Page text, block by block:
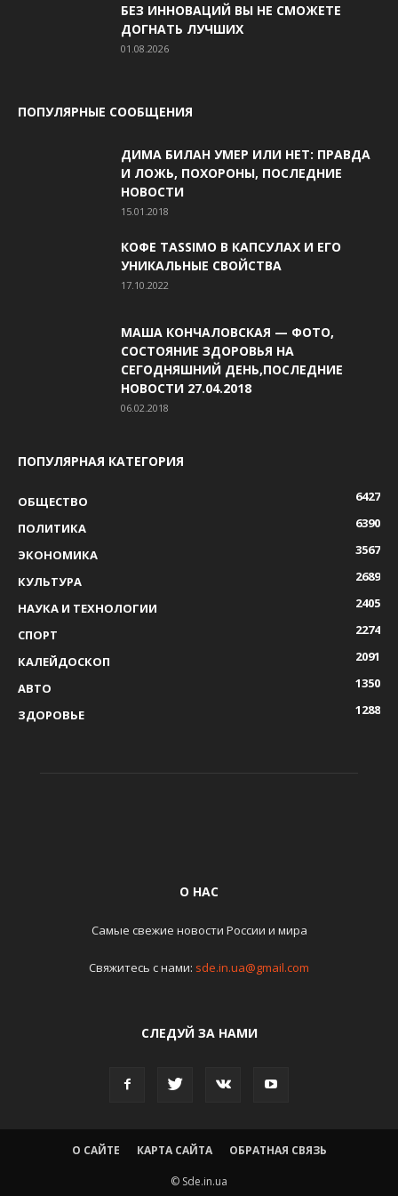
БЕЗ ИННОВАЦИЙ ВЫ НЕ СМОЖЕТЕ
ДОГНАТЬ ЛУЧШИХ
01.08.2026
ПОПУЛЯРНЫЕ СООБЩЕНИЯ
ДИМА БИЛАН УМЕР ИЛИ НЕТ: ПРАВДА
И ЛОЖЬ, ПОХОРОНЫ, ПОСЛЕДНИЕ
НОВОСТИ
15.01.2018
КОФЕ TASSIMO В КАПСУЛАХ И ЕГО
УНИКАЛЬНЫЕ СВОЙСТВА
17.10.2022
МАША КОНЧАЛОВСКАЯ — ФОТО,
СОСТОЯНИЕ ЗДОРОВЬЯ НА
СЕГОДНЯШНИЙ ДЕНЬ,ПОСЛЕДНИЕ
НОВОСТИ 27.04.2018
06.02.2018
ПОПУЛЯРНАЯ КАТЕГОРИЯ
ОБЩЕСТВО
6427
ПОЛИТИКА
6390
ЭКОНОМИКА
3567
КУЛЬТУРА
2689
НАУКА И ТЕХНОЛОГИИ
2405
СПОРТ
2274
КАЛЕЙДОСКОП
2091
АВТО
1350
ЗДОРОВЬЕ
1288
О НАС
Самые свежие новости России и мира
Свяжитесь с нами: sde.in.ua@gmail.com
СЛЕДУЙ ЗА НАМИ
О САЙТЕ КАРТА САЙТА ОБРАТНАЯ СВЯЗЬ
© Sde.in.ua